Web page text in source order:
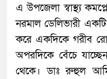
এ উপজেলা স্বাস্থ্য
নরমাল ডেলিভারী
করে একদিকে গরীব
অপরদিকে বেঁচে
থেকে। ডাঃ রুহুল